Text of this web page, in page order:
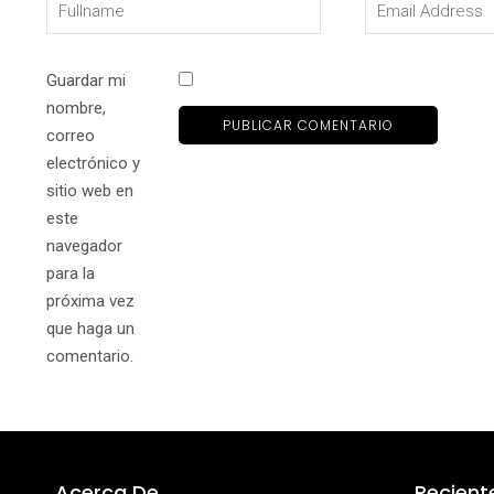
Guardar mi
nombre,
correo
electrónico y
sitio web en
este
navegador
para la
próxima vez
que haga un
comentario.